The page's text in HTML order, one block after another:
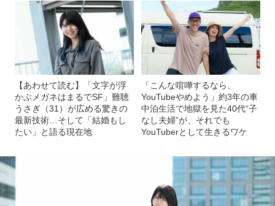
【あわせて読む】「文字が浮
かぶメガネはまるでSF」難聴
うさぎ（31）が広める驚きの
最新技術…そして「結婚もし
たい」と語る現在地
「こんな喧嘩するなら、
YouTubeやめよう」約3年の車
中泊生活で地獄を見た40代“子
なし夫婦”が、それでも
YouTuberとして生きるワケ